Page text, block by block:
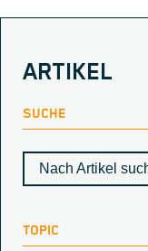
ARTIKEL
SUCHE
TOPIC